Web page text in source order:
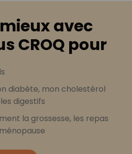
avec
CROQ pour
diabète, mon cholestérol
digestifs
la grossesse, les repas